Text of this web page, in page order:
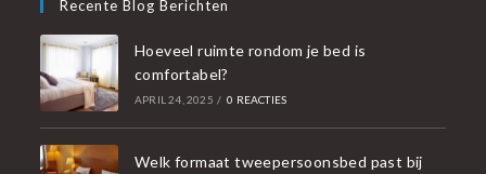
Recente Blog Berichten
Hoeveel ruimte rondom je bed is
comfortabel?
APRIL 24, 2025 / 0 REACTIES
Welk formaat tweepersoonsbed past bij